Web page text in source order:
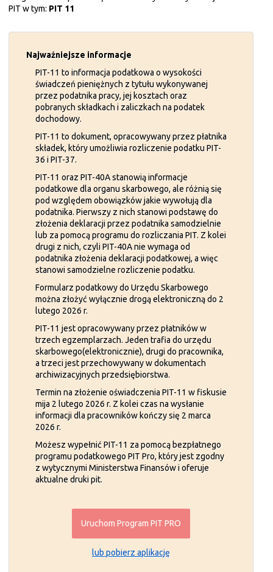
PIT w tym: PIT 11
PIT-11 to informacja podatkowa o wysokości
świadczeń pieniężnych z tytułu wykonywanej
przez podatnika pracy, jej kosztach oraz
pobranych składkach i zaliczkach na podatek
dochodowy.
PIT-11 to dokument, opracowywany przez płatnika
składek, który umożliwia rozliczenie podatku PIT-
36 i PIT-37.
PIT-11 oraz PIT-40A stanowią informacje
podatkowe dla organu skarbowego, ale różnią się
pod względem obowiązków jakie wywołują dla
podatnika. Pierwszy z nich stanowi podstawę do
złożenia deklaracji przez podatnika samodzielnie
lub za pomocą programu do rozliczania PIT. Z kolei
drugi z nich, czyli PIT-40A nie wymaga od
podatnika złożenia deklaracji podatkowej, a więc
stanowi samodzielne rozliczenie podatku.
Formularz podatkowy do Urzędu Skarbowego
można złożyć wyłącznie drogą elektroniczną do 2
lutego 2026 r.
PIT-11 jest opracowywany przez płatników w
trzech egzemplarzach. Jeden trafia do urzędu
skarbowego(elektronicznie), drugi do pracownika,
a trzeci jest przechowywany w dokumentach
archiwizacyjnych przedsiębiorstwa.
Termin na złożenie oświadczenia PIT-11 w fiskusie
mija 2 lutego 2026 r. Z kolei czas na wysłanie
informacji dla pracowników kończy się 2 marca
2026 r.
Możesz wypełnić PIT-11 za pomocą bezpłatnego
programu podatkowego PIT Pro, który jest zgodny
z wytycznymi Ministerstwa Finansów i oferuje
aktualne druki pit.
Uruchom Program PIT PRO
lub pobierz aplikację